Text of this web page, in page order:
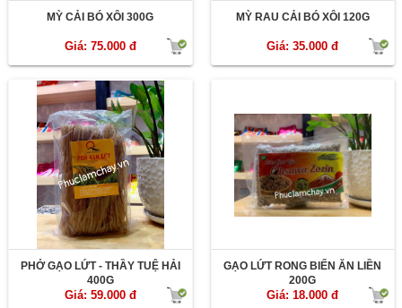
MỲ CẢI BÓ XÔI 300G
Giá: 75.000 đ
MỲ RAU CẢI BÓ XÔI 120G
Giá: 35.000 đ
PHỞ GẠO LỨT - THẦY TUỆ HẢI
400G
Giá: 59.000 đ
GẠO LỨT RONG BIỂN ĂN LIỀN
200G
Giá: 18.000 đ